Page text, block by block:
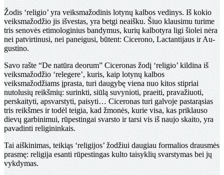
Žodis ‘religio’ yra veiksmažodinis lotynų kalbos ve­dinys. Iš kokio
veiksmažodžio jis išvestas, yra betgi ne­aišku. Šiuo klausimu turime
tris senovės etimologinius bandymus, kurių kalbotyra ligi šiolei nėra
nei patvirti­nusi, nei paneigusi, būtent: Cicerono, Lactantijaus ir Au­
gustino.
Savo rašte “De natūra deorum” Ciceronas žodį ‘religio’ kildina iš
veiksmažodžio ‘relegere’, kuris, kaip lotynų kalbos
veiksmažodžiams įprasta, turi daugybę viena nuo kitos stipriai
nutolusių reikšmių: surinkti, siūlą suvynio­ti, praeiti, pravažiuoti,
perskaityti, apsvarstyti, paisyti… Ciceronas turi galvoje pastarąsias
tris reikšmes ir todėl teigia, kad žmonės, kurie visa, kas priklauso
dievų gar­binimui, rūpestingai svarsto ir tarsi vis iš naujo skaito, yra
pavadinti religininkais.
Tai aiškinimas, teikiąs ‘religijos’ žodžiui daugiau formalios drausmės
prasmę: religija esanti rūpestingas kulto taisyklių svarstymas bei jų
vykdymas.